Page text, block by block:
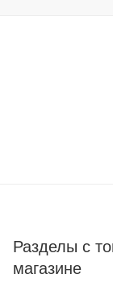
Разделы с
магазине